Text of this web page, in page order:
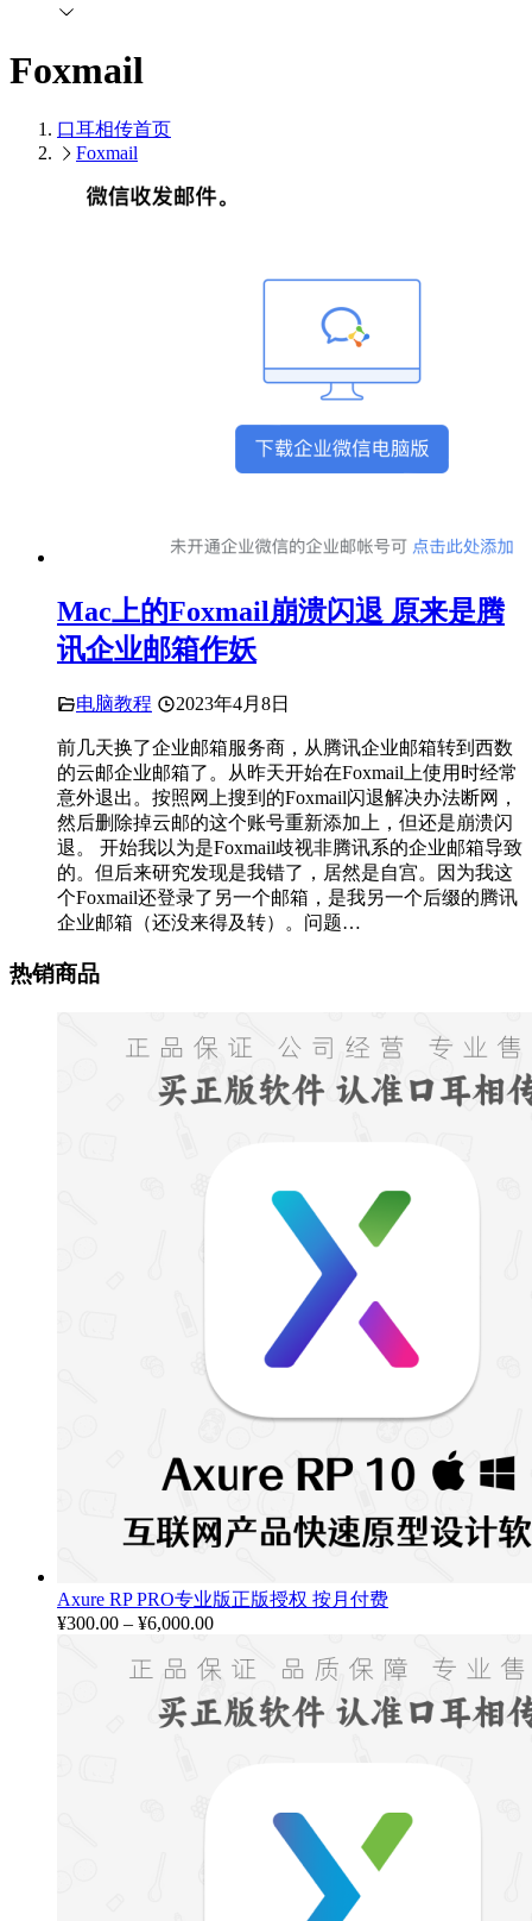
Foxmail
口耳相传首页
Foxmail
Mac上的Foxmail崩溃闪退 原来是腾
讯企业邮箱作妖
电脑教程 2023年4月8日
前几天换了企业邮箱服务商，从腾讯企业邮箱转到西数
的云邮企业邮箱了。从昨天开始在Foxmail上使用时经常
意外退出。按照网上搜到的Foxmail闪退解决办法断网，
然后删除掉云邮的这个账号重新添加上，但还是崩溃闪
退。 开始我以为是Foxmail歧视非腾讯系的企业邮箱导致
的。但后来研究发现是我错了，居然是自宫。因为我这
个Foxmail还登录了另一个邮箱，是我另一个后缀的腾讯
企业邮箱（还没来得及转）。问题…
热销商品
Axure RP PRO专业版正版授权 按月付费
¥300.00 – ¥6,000.00价
范
围：
¥300.00